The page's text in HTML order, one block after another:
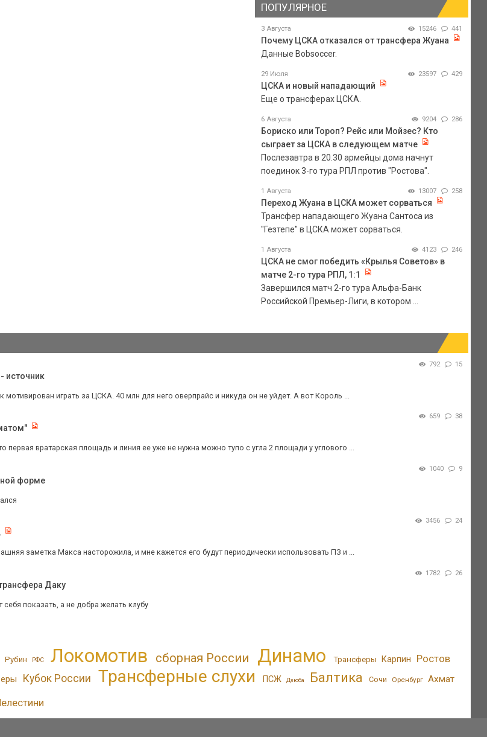
ПОПУЛЯРНОЕ
3 Августа 15246 441
Почему ЦСКА отказался от трансфера Жуана
Данные Bobsoccer.
29 Июля 23597 429
ЦСКА и новый нападающий
Еще о трансферах ЦСКА.
6 Августа 9204 286
Бориско или Тороп? Рейс или Мойзес? Кто
сыграет за ЦСКА в следующем матче
Послезавтра в 20.30 армейцы дома начнут
поединок 3-го тура РПЛ против "Ростова".
1 Августа 13007 258
Переход Жуана в ЦСКА может сорваться
Трансфер нападающего Жуана Сантоса из
"Гезтепе" в ЦСКА может сорваться.
1 Августа 4123 246
ЦСКА не смог победить «Крылья Советов» в
матче 2-го тура РПЛ, 1:1
Завершился матч 2-го тура Альфа-Банк
Российской Премьер-Лиги, в котором ...
792 15
источник
мотивирован играть за ЦСКА. 40 млн для него оверпрайс и никуда он не уйдет. А вот Король ...
659 38
первая вратарская площадь и линия ее уже не нужна можно тупо с угла 2 площади у углового ...
1040 9
форме
3456 24
заметка Макса насторожила, и мне кажется его будут периодически использовать ПЗ и ...
1782 26
Даку
показать, а не добра желать клубу
Рубин РФС Локомотив сборная России Динамо Трансферы Карпин Ростов
Кубок России Трансферные слухи ПСЖ Дзюба Балтика Сочи Оренбург Ахмат